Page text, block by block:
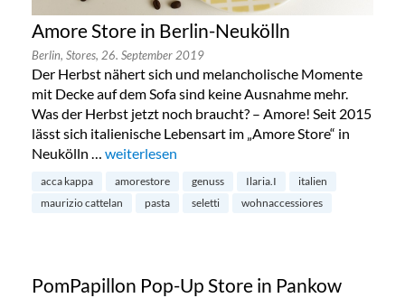
Amore Store in Berlin-Neukölln
Berlin, Stores, 26. September 2019
Der Herbst nähert sich und melancholische Momente
mit Decke auf dem Sofa sind keine Ausnahme mehr.
Was der Herbst jetzt noch braucht? – Amore! Seit 2015
lässt sich italienische Lebensart im „Amore Store“ in
Neukölln … „Amore Store in Berlin-Neukölln“
weiterlesen
acca kappa amorestore genuss Ilaria.I
italien
maurizio cattelan
pasta seletti wohnaccessiores
PomPapillon Pop-Up Store in Pankow